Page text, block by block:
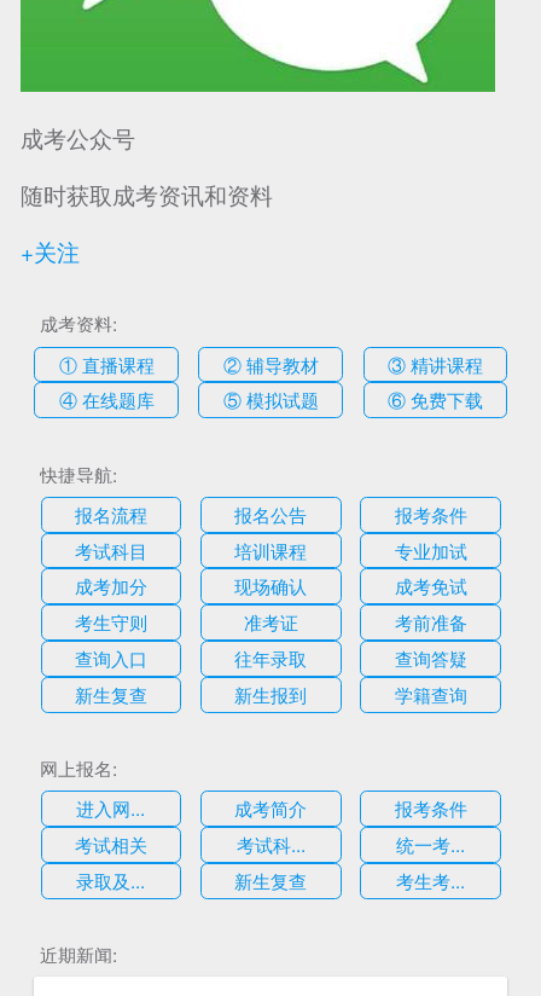
成考公众号
随时获取成考资讯和资料
+关注
成考资料:
① 直播课程
② 辅导教材
③ 精讲课程
④ 在线题库
⑤ 模拟试题 ⑥ 免费下载
快捷导航:
报名流程
报名公告
报考条件
考试科目
培训课程
专业加试
成考加分
现场确认
成考免试
考生守则
准考证
考前准备
查询入口
往年录取
查询答疑
新生复查
新生报到 学籍查询
网上报名:
进入网...
成考简介
报考条件
考试相关
考试科...
统一考...
录取及...
新生复查 考生考...
近期新闻: